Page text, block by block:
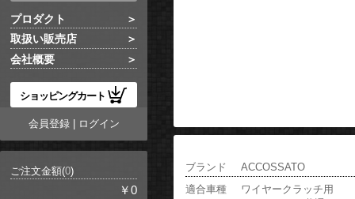
プロダクト
取扱い販売店
会社概要
ショッピングカート
会員登録| ログイン
ご注文金額(0)
￥0
ブランド
ACCOSSATO
適合車種
ワイヤークラッチ用